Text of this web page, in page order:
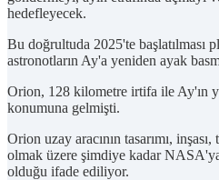
hedefleyecek.
Bu doğrultuda 2025'te başlatılması
astronotların Ay'a yeniden ayak
Orion, 128 kilometre irtifa ile Ay'ın
konumuna gelmişti.
Orion uzay aracının tasarımı,
olmak üzere şimdiye kadar
olduğu ifade ediliyor.